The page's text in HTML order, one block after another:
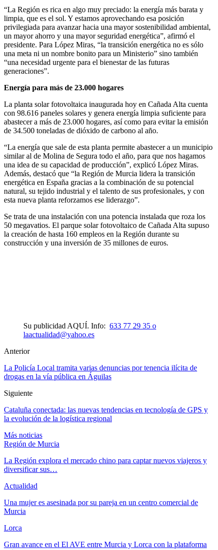
“La Región es rica en algo muy preciado: la energía más barata y
limpia, que es el sol. Y estamos aprovechando esa posición
privilegiada para avanzar hacia una mayor sostenibilidad ambiental,
un mayor ahorro y una mayor seguridad energética”, afirmó el
presidente. Para López Miras, “la transición energética no es sólo
una meta ni un nombre bonito para un Ministerio” sino también
“una necesidad urgente para el bienestar de las futuras
generaciones”.
Energía para más de 23.000 hogares
La planta solar fotovoltaica inaugurada hoy en Cañada Alta cuenta
con 98.616 paneles solares y genera energía limpia suficiente para
abastecer a más de 23.000 hogares, así como para evitar la emisión
de 34.500 toneladas de dióxido de carbono al año.
“La energía que sale de esta planta permite abastecer a un municipio
similar al de Molina de Segura todo el año, para que nos hagamos
una idea de su capacidad de producción”, explicó López Miras.
Además, destacó que “la Región de Murcia lidera la transición
energética en España gracias a la combinación de su potencial
natural, su tejido industrial y el talento de sus profesionales, y con
esta nueva planta reforzamos ese liderazgo”.
Se trata de una instalación con una potencia instalada que roza los
50 megavatios. El parque solar fotovoltaico de Cañada Alta supuso
la creación de hasta 160 empleos en la Región durante su
construcción y una inversión de 35 millones de euros.
Su publicidad AQUÍ. Info: 633 77 29 35 o
laactualidad@yahoo.es
Anterior
La Policía Local tramita varias denuncias por tenencia ilícita de
drogas en la vía pública en Águilas
Siguiente
Cataluña conectada: las nuevas tendencias en tecnología de GPS y
la evolución de la logística regional
Más noticias
Región de Murcia
La Región explora el mercado chino para captar nuevos viajeros y
diversificar sus…
Actualidad
Una mujer es asesinada por su pareja en un centro comercial de
Murcia
Lorca
Gran avance en el El AVE entre Murcia y Lorca con la plataforma